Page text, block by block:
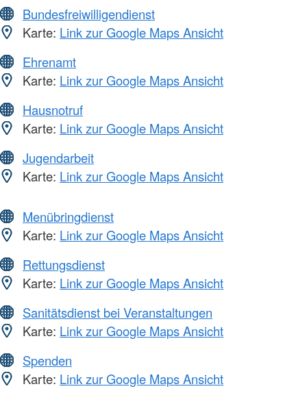
Bundesfreiwilligendienst
Karte: Link zur Google Maps Ansicht
Ehrenamt
Karte: Link zur Google Maps Ansicht
Hausnotruf
Karte: Link zur Google Maps Ansicht
Jugendarbeit
Karte: Link zur Google Maps Ansicht
Menübringdienst
Karte: Link zur Google Maps Ansicht
Rettungsdienst
Karte: Link zur Google Maps Ansicht
Sanitätsdienst bei Veranstaltungen
Karte: Link zur Google Maps Ansicht
Spenden
Karte: Link zur Google Maps Ansicht